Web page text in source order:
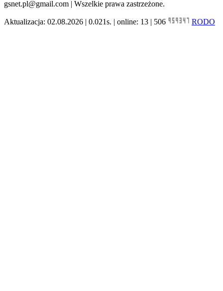
gsnet.pl@gmail.com | Wszelkie prawa zastrzeżone.
Aktualizacja: 02.08.2026 | 0.021s. | online: 13 | 506 RODO